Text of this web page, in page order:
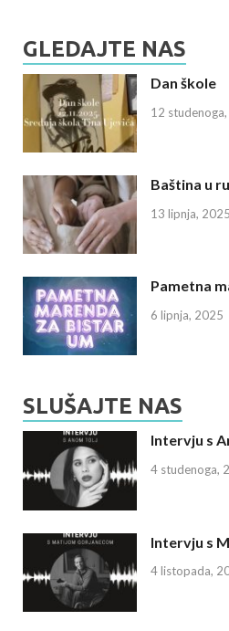
GLEDAJTE NAS
Dan škole
12
Baština u
13 lipnja, 2025
Pametna
6 lipnja, 2025
SLUŠAJTE NAS
Intervju s
4 studenoga,
Intervju s
4 listopada,